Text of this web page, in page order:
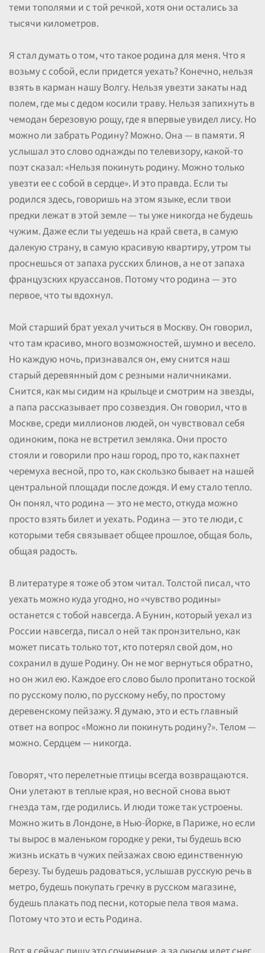
теми тополями и с той речкой, хотя они остались за
тысячи километров.
Я стал думать о том, что такое родина для меня. Что я
возьму с собой, если придется уехать? Конечно, нельзя
взять в карман нашу Волгу. Нельзя увезти закаты над
полем, где мы с дедом косили траву. Нельзя запихнуть в
чемодан березовую рощу, где я впервые увидел лису. Но
можно ли забрать Родину? Можно. Она — в памяти. Я
услышал это слово однажды по телевизору, какой-то
поэт сказал: «Нельзя покинуть родину. Можно только
увезти ее с собой в сердце». И это правда. Если ты
родился здесь, говоришь на этом языке, если твои
предки лежат в этой земле — ты уже никогда не будешь
чужим. Даже если ты уедешь на край света, в самую
далекую страну, в самую красивую квартиру, утром ты
проснешься от запаха русских блинов, а не от запаха
французских круассанов. Потому что родина — это
первое, что ты вдохнул.
Мой старший брат уехал учиться в Москву. Он говорил,
что там красиво, много возможностей, шумно и весело.
Но каждую ночь, признавался он, ему снится наш
старый деревянный дом с резными наличниками.
Снится, как мы сидим на крыльце и смотрим на звезды,
а папа рассказывает про созвездия. Он говорил, что в
Москве, среди миллионов людей, он чувствовал себя
одиноким, пока не встретил земляка. Они просто
стояли и говорили про наш город, про то, как пахнет
черемуха весной, про то, как скользко бывает на нашей
центральной площади после дождя. И ему стало тепло.
Он понял, что родина — это не место, откуда можно
просто взять билет и уехать. Родина — это те люди, с
которыми тебя связывает общее прошлое, общая боль,
общая радость.
В литературе я тоже об этом читал. Толстой писал, что
уехать можно куда угодно, но «чувство родины»
останется с тобой навсегда. А Бунин, который уехал из
России навсегда, писал о ней так пронзительно, как
может писать только тот, кто потерял свой дом, но
сохранил в душе Родину. Он не мог вернуться обратно,
но он жил ею. Каждое его слово было пропитано тоской
по русскому полю, по русскому небу, по простому
деревенскому пейзажу. Я думаю, это и есть главный
ответ на вопрос «Можно ли покинуть родину?». Телом —
можно. Сердцем — никогда.
Говорят, что перелетные птицы всегда возвращаются.
Они улетают в теплые края, но весной снова вьют
гнезда там, где родились. И люди тоже так устроены.
Можно жить в Лондоне, в Нью-Йорке, в Париже, но если
ты вырос в маленьком городке у реки, ты будешь всю
жизнь искать в чужих пейзажах свою единственную
березу. Ты будешь радоваться, услышав русскую речь в
метро, будешь покупать гречку в русском магазине,
будешь плакать под песни, которые пела твоя мама.
Потому что это и есть Родина.